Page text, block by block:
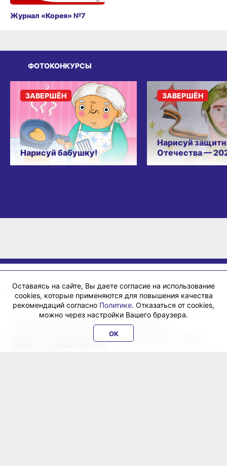
Журнал «Корея» №7
ФОТОКОНКУРСЫ
Нарисуй бабушку!
ЗАВЕРШЁН
Нарисуй
Отечества —
ЗАВЕРШЁН
«ХабИнфо»: интернет-журнал города Хабаровска 16+
Учредитель: ООО Издательский дом «Гранд Экспресс». Главный
Оставаясь на сайте, Вы даете согласие на использование
cookies, которые применяются для повышения качества
рекомендаций согласно Политике. Отказаться от cookies,
можно через настройки Вашего браузера.
OK